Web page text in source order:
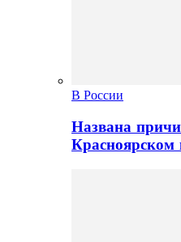
В России
Названа
Красноярском